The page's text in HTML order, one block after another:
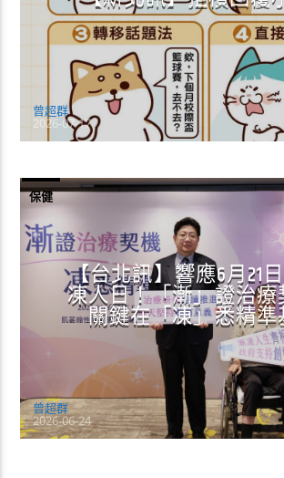
曾超群
2026-07-17
保健
【台北訊】響應6月21
凍人日！「漸」證治
關鍵在「凍」悉精
曾超群
2026-06-24